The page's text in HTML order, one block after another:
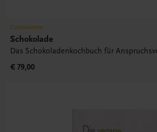
Gastronomie
Schokolade
Das Schokoladenkochbuch für
€ 79,00